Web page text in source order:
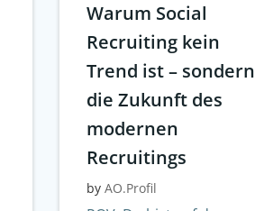
Warum Social
Recruiting kein
Trend ist – sondern
die Zukunft des
modernen
Recruitings
by AO.Profil